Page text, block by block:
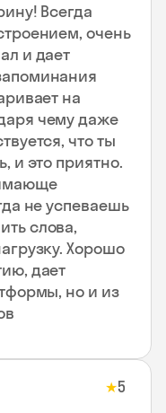
Всегда
очень
и дает
на
чему даже
что ты
и это приятно.
не успеваешь
слова,
Хорошо
дает
но и из
★5